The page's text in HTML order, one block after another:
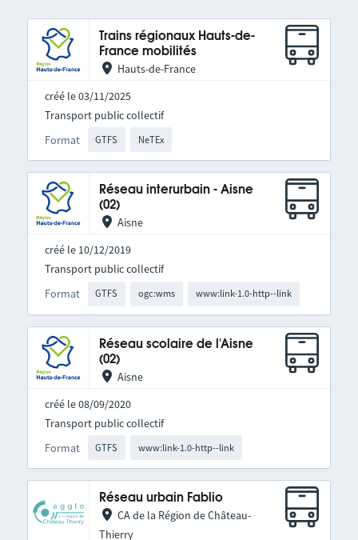
Trains régionaux Hauts-de-
France mobilités
Hauts-de-France
créé le 03/11/2025
Format GTFS NeTEx
Transport public collectif
Réseau interurbain - Aisne
(02)
Aisne
créé le 10/12/2019
Format GTFS ogc:wms www:link-1.0-http--link
Transport public collectif
Réseau scolaire de l'Aisne
(02)
Aisne
créé le 08/09/2020
Format GTFS www:link-1.0-http--link
Transport public collectif
Réseau urbain Fablio
CA de la Région de Château-
Thierry